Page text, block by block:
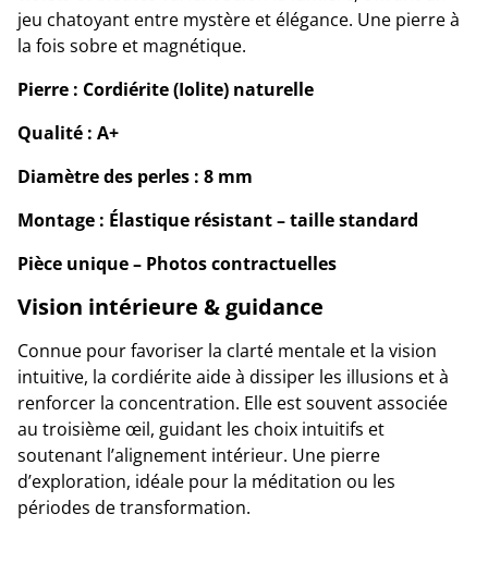
jeu chatoyant entre mystère et élégance. Une pierre à
la fois sobre et magnétique.
Pierre : Cordiérite (Iolite) naturelle
Qualité : A+
Diamètre des perles : 8 mm
Montage : Élastique résistant – taille standard
Pièce unique – Photos contractuelles
Vision intérieure & guidance
Connue pour favoriser la clarté mentale et la vision
intuitive, la cordiérite aide à dissiper les illusions et à
renforcer la concentration. Elle est souvent associée
au troisième œil, guidant les choix intuitifs et
soutenant l’alignement intérieur. Une pierre
d’exploration, idéale pour la méditation ou les
périodes de transformation.